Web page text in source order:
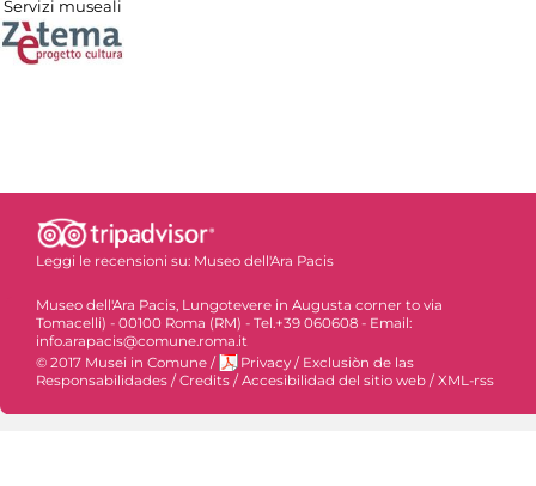
Servizi museali
Leggi le recensioni su: Museo dell'Ara Pacis
Museo dell'Ara Pacis, Lungotevere in Augusta corner to via
Tomacelli) - 00100 Roma (RM) - Tel.+39 060608 - Email:
info.arapacis@comune.roma.it
© 2017 Musei in Comune / Privacy / Exclusiòn de las
Responsabilidades /Credits /Accesibilidad del sitio web /XML-rss